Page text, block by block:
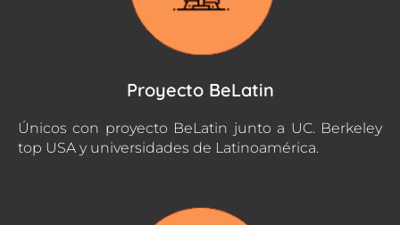
Proyecto BeLatin
Únicos con proyecto BeLatin junto a UC. Berkeley
top USA y universidades de Latinoamérica.